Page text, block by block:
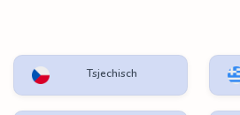
Tsjechisch